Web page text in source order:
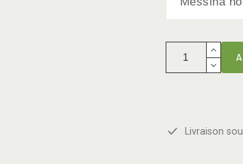
Livraison